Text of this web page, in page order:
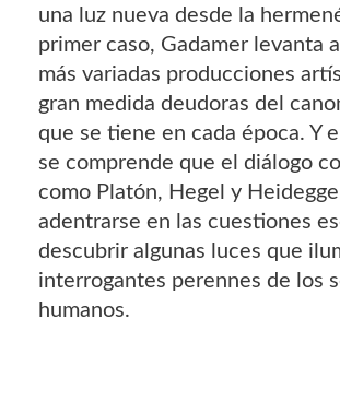
una luz nueva desde la
primer caso, Gadamer levanta
más variadas producciones
gran medida deudoras del
que se tiene en cada época. Y
se comprende que el diálogo
como Platón, Hegel y
adentrarse en las cuestiones
descubrir algunas luces que
interrogantes perennes de los
humanos.